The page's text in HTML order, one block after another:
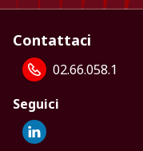
Contattaci
02.66.058.1
Seguici